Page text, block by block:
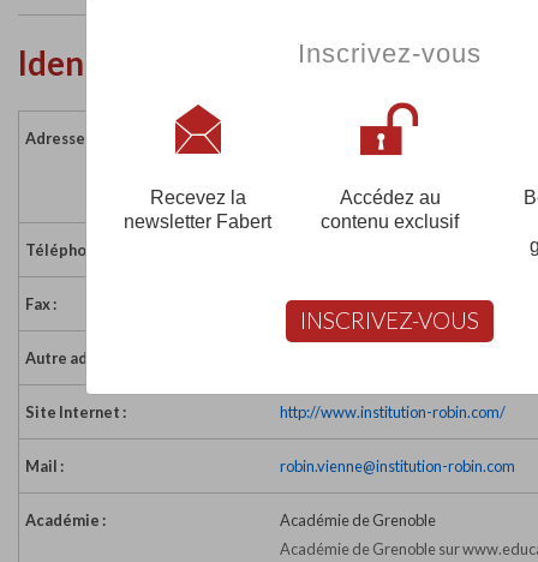
Identité de l'établissement
Adresse :
6 Place Saint-Pierre
Téléphone :
Fax : 04 74 53 75 88
Autre adresse :
Site Internet : http://www.institution-robin.com/
Mail : robin.vienne@institution-robin.com
Académie :
Académie de Grenoble
Académie de Grenoble sur
Inscrivez-vous
Recevez la
newsletter Fabert
Accédez au
contenu exclusif
INSCRIVEZ-VOUS